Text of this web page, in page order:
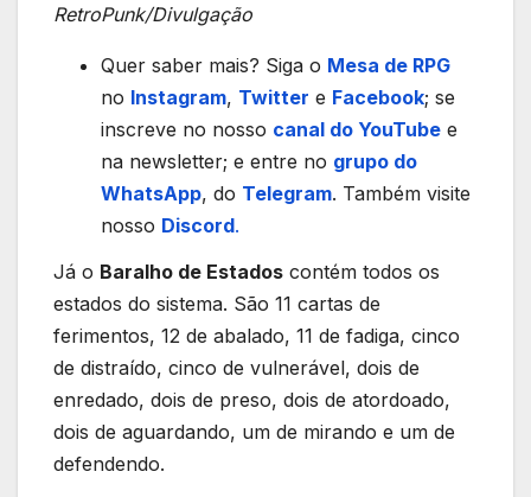
RetroPunk/Divulgação
Quer saber mais? Siga o Mesa de RPG
no Instagram, Twitter e Facebook; se
inscreve no nosso canal do YouTube e
na newsletter; e entre no grupo do
WhatsApp, do Telegram. Também visite
nosso Discord.
Já o Baralho de Estados contém todos os
estados do sistema. São 11 cartas de
ferimentos, 12 de abalado, 11 de fadiga, cinco
de distraído, cinco de vulnerável, dois de
enredado, dois de preso, dois de atordoado,
dois de aguardando, um de mirando e um de
defendendo.